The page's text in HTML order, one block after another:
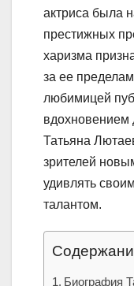
актриса была
престижных
харизма
за ее
любимицей
вдохновением
Татьяна
зрителей
удивлять
талантом.
Биография